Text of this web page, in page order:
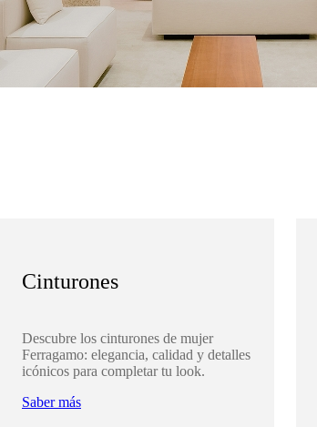
Cinturones
Descubre los cinturones de mujer
Ferragamo: elegancia, calidad y detalles
icónicos para completar tu look.
Saber más